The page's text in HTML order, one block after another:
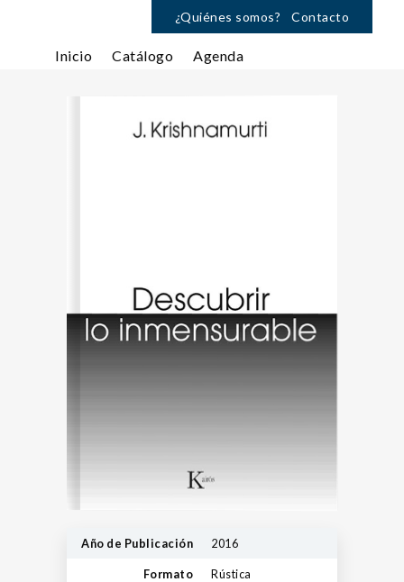
¿Quiénes somos? Contacto
Inicio Catálogo Agenda
Año de Publicación 2016
Formato Rústica